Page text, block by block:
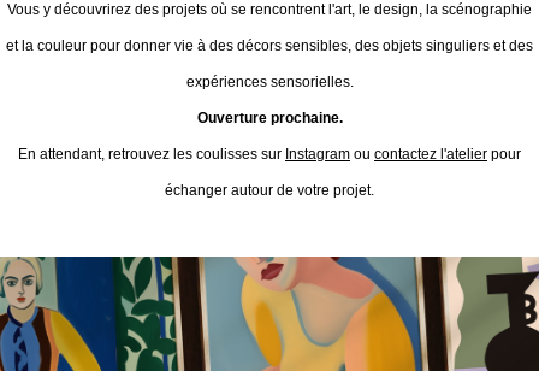
Vous y découvrirez des projets où se rencontrent l'art, le design, la scénographie
et la couleur pour donner vie à des décors sensibles, des objets singuliers et des
expériences sensorielles.
Ouverture prochaine.
En attendant, retrouvez les coulisses sur Instagram ou contactez l'atelier pour
échanger autour de votre projet.